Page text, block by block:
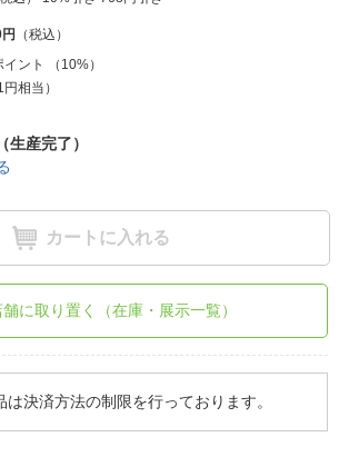
（税込）
ント （ 10%）
円相当）
生産完了）
カートに入れる
舗に取り置く（在庫・展示一覧）
は決済方法の制限を行っております。